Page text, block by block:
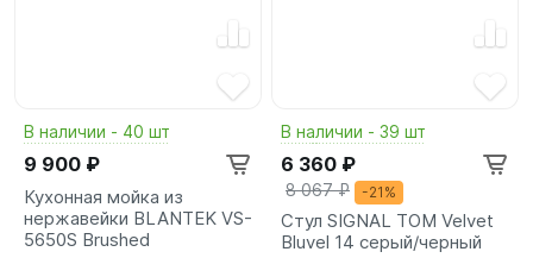
В наличии - 40 шт
9 900 ₽
Кухонная мойка из
нержавейки BLANTEK VS-
5650S Brushed
В наличии - 39 шт
6 360 ₽
8 067 ₽ -21%
Стул SIGNAL TOM Velvet
Bluvel 14 серый/черный